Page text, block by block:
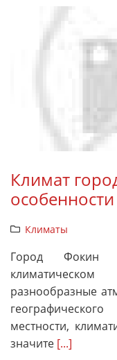
Климат
Климаты
Город Фокин
разнообразные
местности,
значите [...]